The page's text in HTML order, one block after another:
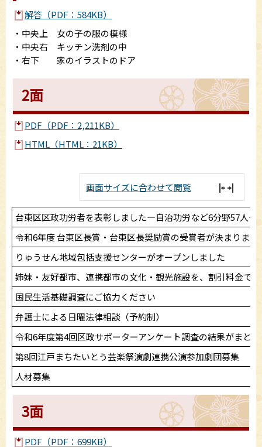
解答（PDF：584KB）
・中央上 女の子の服の模様
・中央右 キッチン洗剤の中
・右下 家のイラストのドア
2面
PDF（PDF：2,211KB）
HTML（HTML：21KB）
画面サイズに合わせて閲覧
台東区区政功労者を表彰しました―自治功労など6分野57人―
令和6年度 台東区長賞・台東区長奨励賞の受賞者が決まりまし
りゅうせん地域包括支援センターがオープンしました
姉妹・友好都市、連携都市の文化・観光施設を、割引料金で
国民生活基礎調査にご協力ください
弁護士による日曜法律相談（予約制）
令和6年度第4回区政サポーターアンケート調査の結果がまと
第8回江戸まちたいとう芸楽祭演劇連携公演参加劇団募集
人材募集
3面
PDF（PDF：699KB）